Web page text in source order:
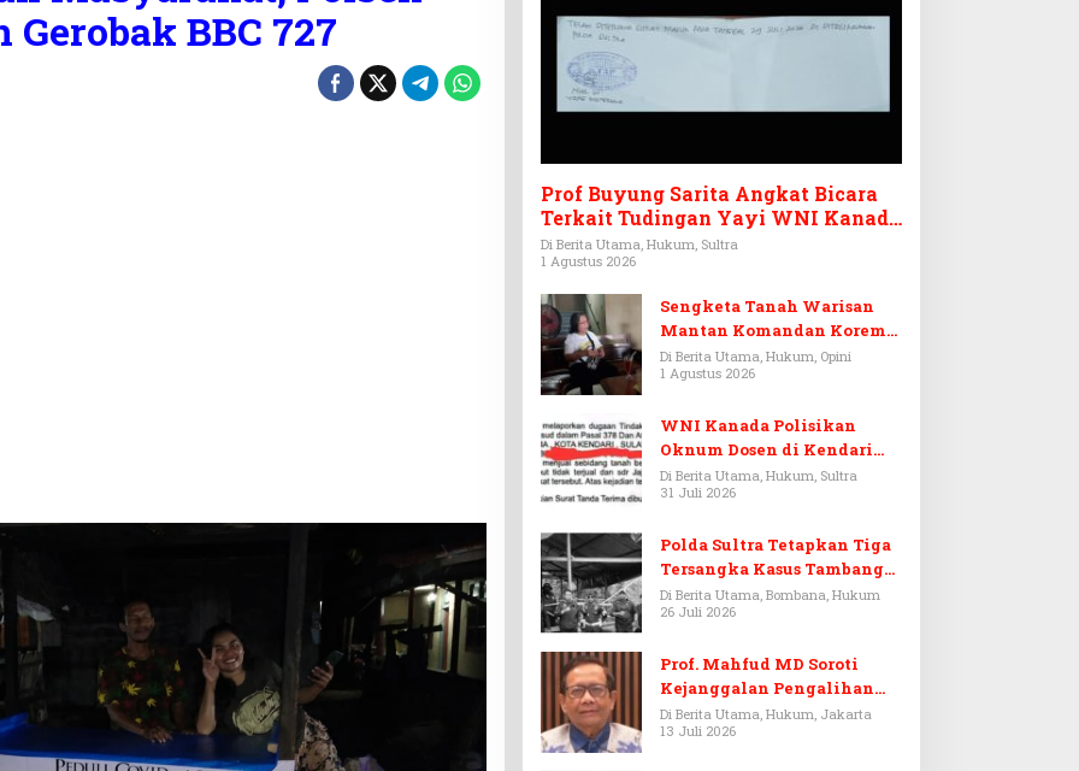
BBC 727
Prof Buyung Sarita Angkat Bicara
Terkait Tudingan Yayi WNI Kanada
Ditagih Utang Rp3,6 Miliar
Di Berita Utama, Hukum, Sultra
1 Agustus 2026
Sengketa Tanah Warisan
Mantan Komandan Korem
143/HO, Ketika Warisan
Menjadi Arena Pemerasan
Di Berita Utama, Hukum, Opini
1 Agustus 2026
WNI Kanada Polisikan
Oknum Dosen di Kendari
Terkait Aset Puluhan Miliar
Di Berita Utama, Hukum, Sultra
31 Juli 2026
Polda Sultra Tetapkan Tiga
Tersangka Kasus Tambang
Emas Ilegal di Bombana
Di Berita Utama, Bombana, Hukum
26 Juli 2026
Prof. Mahfud MD Soroti
Kejanggalan Pengalihan
Penyelidikan Tersangka
Febrie Adriansyah
Di Berita Utama, Hukum, Jakarta
13 Juli 2026